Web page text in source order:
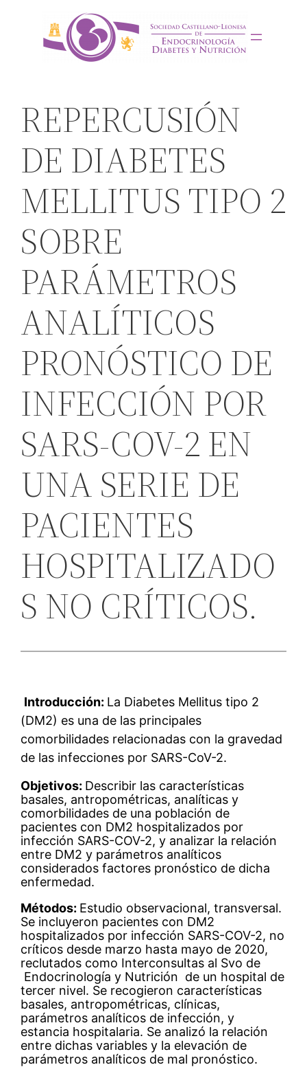
contenido
REPERCUSIÓN
DE DIABETES
MELLITUS TIPO 2
SOBRE
PARÁMETROS
ANALÍTICOS
PRONÓSTICO DE
INFECCIÓN POR
SARS-COV-2 EN
UNA SERIE DE
PACIENTES
HOSPITALIZADO
S NO CRÍTICOS.
Introducción: La Diabetes Mellitus tipo 2
(DM2) es una de las principales
comorbilidades relacionadas con la gravedad
de las infecciones por SARS-CoV-2.
Objetivos: Describir las características
basales, antropométricas, analíticas y
comorbilidades de una población de
pacientes con DM2 hospitalizados por
infección SARS-COV-2, y analizar la relación
entre DM2 y parámetros analíticos
considerados factores pronóstico de dicha
enfermedad.
Métodos: Estudio observacional, transversal.
Se incluyeron pacientes con DM2
hospitalizados por infección SARS-COV-2, no
críticos desde marzo hasta mayo de 2020,
reclutados como Interconsultas al Svo de
Endocrinología y Nutrición de un hospital de
tercer nivel. Se recogieron características
basales, antropométricas, clínicas,
parámetros analíticos de infección, y
estancia hospitalaria. Se analizó la relación
entre dichas variables y la elevación de
parámetros analíticos de mal pronóstico.